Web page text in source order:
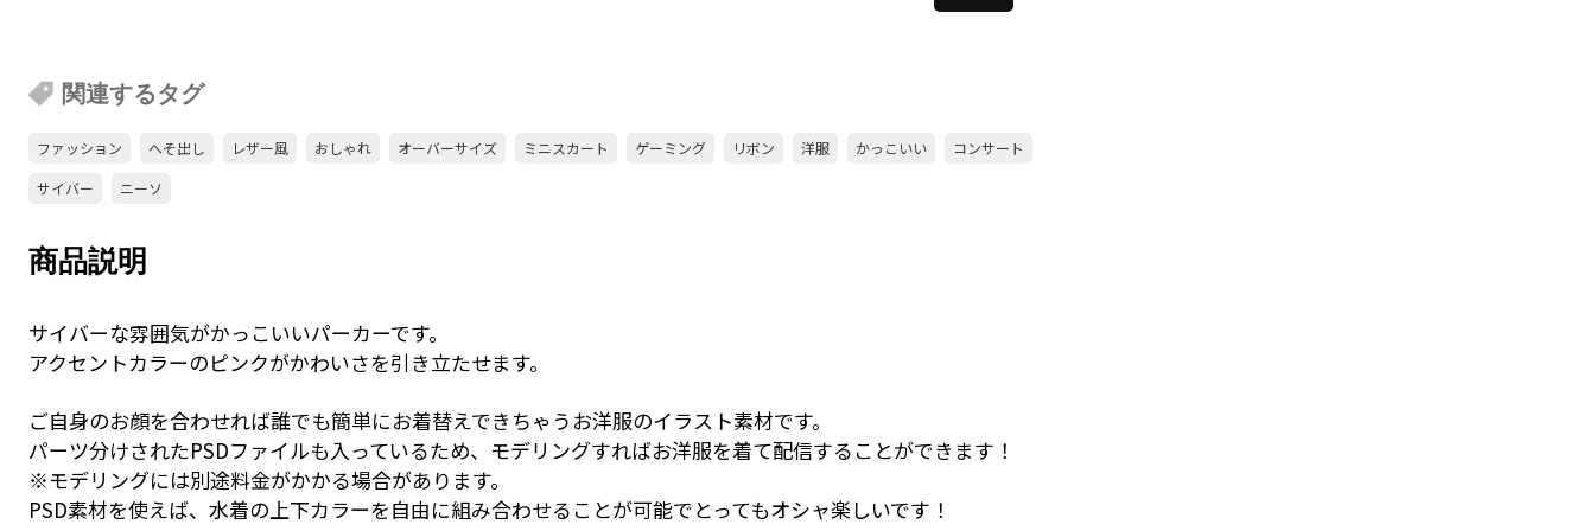
関連するタグ
ファッション へそ出し レザー風 おしゃれ オーバーサイズ ミニスカート ゲーミング リボン 洋服 かっこいい
コンサート
サイバー
ニーソ
商品説明
サイバーな雰囲気がかっこいいパーカーです。
アクセントカラーのピンクがかわいさを引き立たせます。
ご自身のお顔を合わせれば誰でも簡単にお着替えできちゃうお洋服のイラスト素材です。
パーツ分けされたPSDファイルも入っているため、モデリングすればお洋服を着て配信することができます！
※モデリングには別途料金がかかる場合があります。
PSD素材を使えば、水着の上下カラーを自由に組み合わせることが可能でとってもオシャ楽しいです！